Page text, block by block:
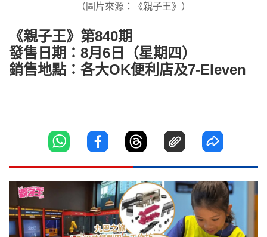
（圖片來源：《親子王》）
《親子王》第840期
發售日期：8月6日（星期四）
銷售地點：各大OK便利店及7-Eleven